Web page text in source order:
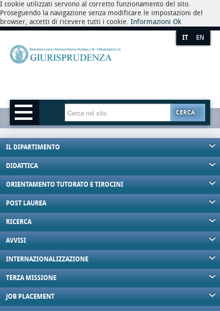
I cookie utilizzati servono al corretto funzionamento del sito.
Proseguendo la navigazione senza modificare le impostazioni del
browser, accetti di ricevere tutti i cookie. Informazioni Ok
IT EN
CERCA
IL DIPARTIMENTO
DIDATTICA
ORIENTAMENTO TUTORATO E TIROCINI
POST LAUREA
RICERCA
AVVISI
INTERNAZIONALIZZAZIONE
TERZA MISSIONE
JOB PLACEMENT